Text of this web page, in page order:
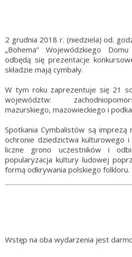
2 grudnia 2018 r. (niedziela) od.
„Bohema” Wojewódzkiego
odbędą się prezentacje
składzie mają cymbały.
W tym roku zaprezentuje się 21
województw:
mazurskiego, mazowieckiego i
Spotkania Cymbalistów są imprezą
ochronie dziedzictwa kulturowego i
liczne grono uczestników i
popularyzacja kultury ludowej
formą odkrywania polskiego folkloru.
Wstęp na oba wydarzenia jest